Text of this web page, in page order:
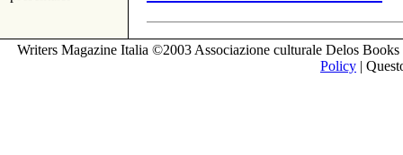
Writers Magazine Italia ©2003 Associazione culturale Delos
Policy |